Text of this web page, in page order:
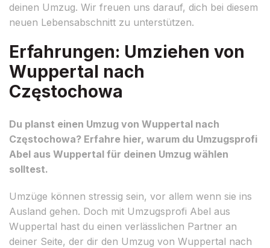
deinen Umzug. Wir freuen uns darauf, dich bei diesem
neuen Lebensabschnitt zu unterstützen.
Erfahrungen: Umziehen von
Wuppertal nach
Częstochowa
Du planst einen Umzug von Wuppertal nach
Częstochowa? Erfahre hier, warum du Umzugsprofi
Abel aus Wuppertal für deinen Umzug wählen
solltest.
Umzüge können stressig sein, vor allem wenn sie ins
Ausland gehen. Doch mit Umzugsprofi Abel aus
Wuppertal hast du einen verlässlichen Partner an
deiner Seite, der dir den Umzug von Wuppertal nach